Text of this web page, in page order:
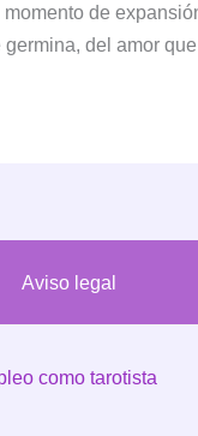
momento de
germina, del amor
Aviso legal
como tarotista